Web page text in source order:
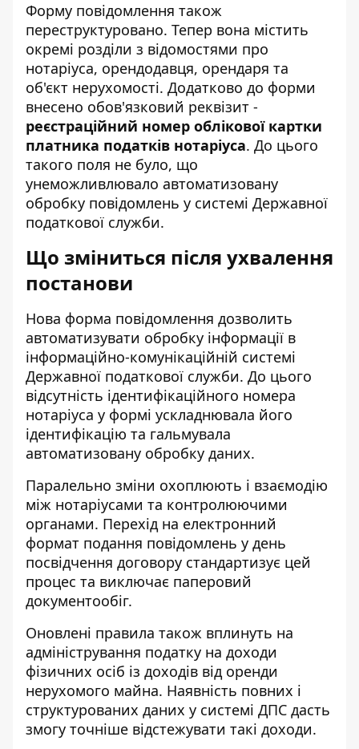
Форму повідомлення також
переструктуровано. Тепер вона містить
окремі розділи з відомостями про
нотаріуса, орендодавця, орендаря та
об'єкт нерухомості. Додатково до форми
внесено обов'язковий реквізит -
реєстраційний номер облікової картки
платника податків нотаріуса. До цього
такого поля не було, що
унеможливлювало автоматизовану
обробку повідомлень у системі Державної
податкової служби.
Що зміниться після ухвалення
постанови
Нова форма повідомлення дозволить
автоматизувати обробку інформації в
інформаційно-комунікаційній системі
Державної податкової служби. До цього
відсутність ідентифікаційного номера
нотаріуса у формі ускладнювала його
ідентифікацію та гальмувала
автоматизовану обробку даних.
Паралельно зміни охоплюють і взаємодію
між нотаріусами та контролюючими
органами. Перехід на електронний
формат подання повідомлень у день
посвідчення договору стандартизує цей
процес та виключає паперовий
документообіг.
Оновлені правила також вплинуть на
адміністрування податку на доходи
фізичних осіб із доходів від оренди
нерухомого майна. Наявність повних і
структурованих даних у системі ДПС дасть
змогу точніше відстежувати такі доходи.